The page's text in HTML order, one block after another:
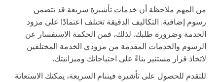
من المهم ملاحظة أن خدمات تأشيرة سريعة قد تتضمن
رسوم إضافية. التكاليف الدقيقة تختلف اعتمادًا على مزود
الخدمة وضرورة طلبك. لذلك، فمن الحكمة الاستفسار عن
الرسوم والخدمات المقدمة من مزودي الخدمة المختلفين
لاتخاذ قرار مستنير بناءً على احتياجاتك وميزانيتك.
للتقدم للحصول على تأشيرة فيتنام السريعة، يمكنك الاستعانة